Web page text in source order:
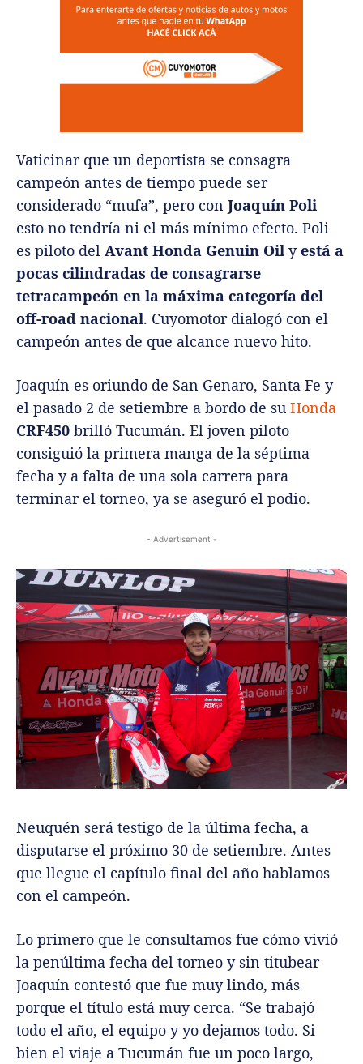
Vaticinar que un deportista se consagra
campeón antes de tiempo puede ser
considerado “mufa”, pero con Joaquín Poli
esto no tendría ni el más mínimo efecto. Poli
es piloto del Avant Honda Genuin Oil yestá a
pocas cilindradas de consagrarse
tetracampeón en la máxima categoría del
off-road nacional. Cuyomotor dialogó con el
campeón antes de que alcance nuevo hito.
Joaquín es oriundo de San Genaro, Santa Fe y
el pasado 2 de setiembre a bordo de su Honda
CRF450 brilló Tucumán. El joven piloto
consiguió la primera manga de la séptima
fecha y a falta de una sola carrera para
terminar el torneo, ya se aseguró el podio.
- Advertisement -
Neuquén será testigo de la última fecha, a
disputarse el próximo 30 de setiembre. Antes
que llegue el capítulo final del año hablamos
con el campeón.
Lo primero que le consultamos fue cómo vivió
la penúltima fecha del torneo y sin titubear
Joaquín contestó que fue muy lindo, más
porque el título está muy cerca. “Se trabajó
todo el año, el equipo y yo dejamos todo. Si
bien el viaje a Tucumán fue un poco largo,